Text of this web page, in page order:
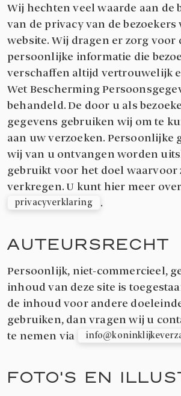
Wij hechten veel waarde aan de
van de privacy van de bezoekers
website. Wij dragen er zorg voor
persoonlijke informatie die
verschaffen altijd vertrouwelijk
Wet Bescherming
behandeld. De door u als
gegevens gebruiken wij om te
aan uw verzoeken. Persoonlijke
wij van u ontvangen worden
gebruikt voor het doel waarvoor
verkregen. U kunt hier meer
privacyverklaring .
AUTEURSRECHT
Persoonlijk, niet-commercieel,
inhoud van deze site is
de inhoud voor andere
gebruiken, dan vragen wij u
te nemen via
FOTO'S EN